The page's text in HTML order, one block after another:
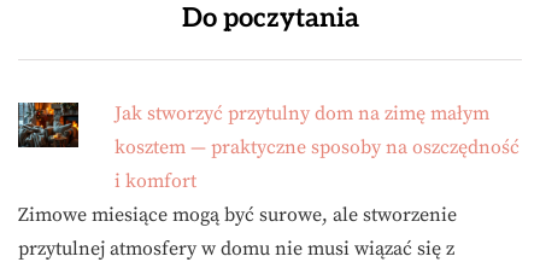
Do poczytania
Jak stworzyć przytulny dom na zimę małym
kosztem — praktyczne sposoby na oszczędność
i komfort
Zimowe miesiące mogą być surowe, ale stworzenie
przytulnej atmosfery w domu nie musi wiązać się z